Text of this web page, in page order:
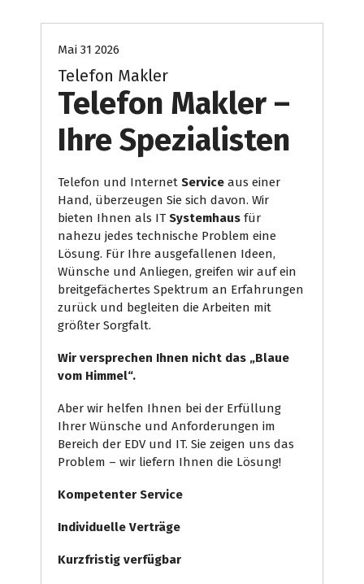
Mai 31 2026
Telefon Makler
Telefon Makler –
Ihre Spezialisten
Telefon und Internet Service aus einer
Hand, überzeugen Sie sich davon. Wir
bieten Ihnen als IT Systemhaus für
nahezu jedes technische Problem eine
Lösung. Für Ihre ausgefallenen Ideen,
Wünsche und Anliegen, greifen wir auf ein
breitgefächertes Spektrum an Erfahrungen
zurück und begleiten die Arbeiten mit
größter Sorgfalt.
Wir versprechen Ihnen nicht das „Blaue
vom Himmel“.
Aber wir helfen Ihnen bei der Erfüllung
Ihrer Wünsche und Anforderungen im
Bereich der EDV und IT. Sie zeigen uns das
Problem – wir liefern Ihnen die Lösung!
Kompetenter Service
Individuelle Verträge
Kurzfristig verfügbar